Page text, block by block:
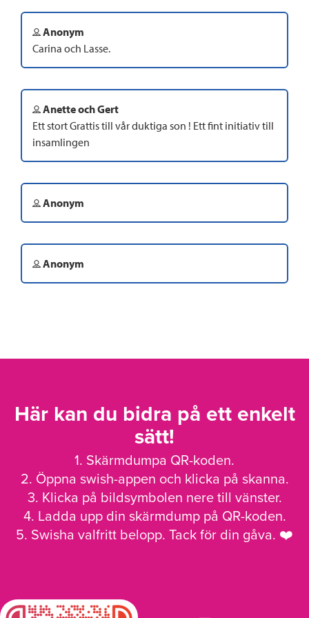
Anonym
Carina och Lasse.
Anette och Gert
Ett stort Grattis till vår duktiga son ! Ett fint initiativ till
insamlingen
Anonym
Anonym
Här kan du bidra på ett enkelt
sätt!
1. Skärmdumpa QR-koden.
2. Öppna swish-appen och klicka på skanna.
3. Klicka på bildsymbolen nere till vänster.
4. Ladda upp din skärmdump på QR-koden.
5. Swisha valfritt belopp. Tack för din gåva. ❤️